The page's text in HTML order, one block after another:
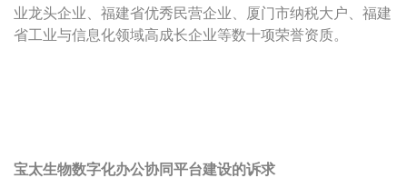
业龙头企业、福建省优秀民营企业、厦门市纳税大户、福建
省工业与信息化领域高成长企业等数十项荣誉资质。
宝太生物数字化办公协同平台建设的诉求